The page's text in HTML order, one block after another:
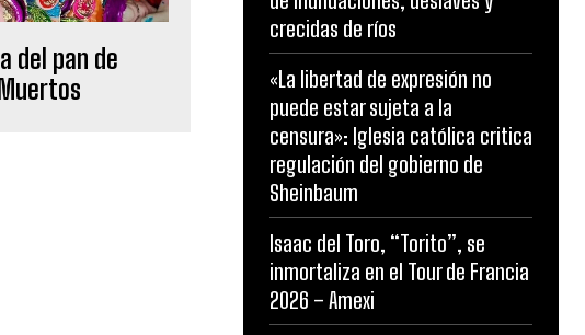
del pan de
crecidas de ríos
«La libertad de expresión no
puede estar sujeta a la
censura»: Iglesia católica critica
regulación del gobierno de
Sheinbaum
Isaac del Toro, “Torito”, se
inmortaliza en el Tour de Francia
2026 – Amexi